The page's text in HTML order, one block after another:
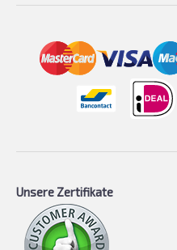
Unsere Zertifikate